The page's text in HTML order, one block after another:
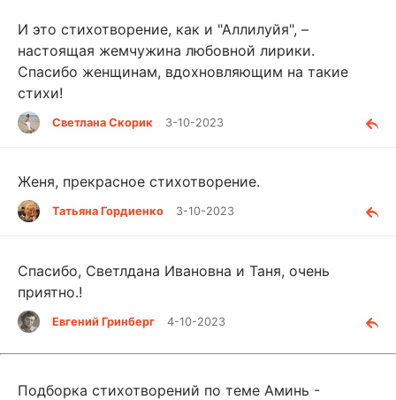
И это стихотворение, как и "Аллилуйя", –
настоящая жемчужина любовной лирики.
Спасибо женщинам, вдохновляющим на такие
стихи!
Светлана Скорик 3-10-2023
Женя, прекрасное стихотворение.
Татьяна Гордиенко 3-10-2023
Спасибо, Светлдана Ивановна и Таня, очень
приятно.!
Евгений Гринберг 4-10-2023
Подборка стихотворений по теме Аминь -